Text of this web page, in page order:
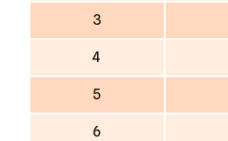
3
4
5
6